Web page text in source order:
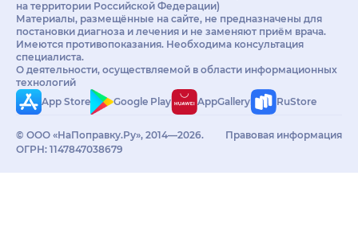
на территории Российской Федерации)
Материалы, размещённые на сайте, не предназначены для
постановки диагноза и лечения и не заменяют приём врача.
Имеются противопоказания. Необходима консультация
специалиста.
О деятельности, осуществляемой в области информационных
технологий
App Store
Google Play AppGallery RuStore
© ООО «НаПоправку.Ру», 2014—2026.
ОГРН: 1147847038679
Правовая информация